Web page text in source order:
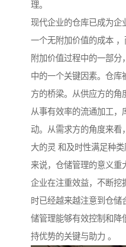
理。
现代企业的仓库已成为企
一个无附加价值的成本
附加价值过程中的一部
中的一个关键因素。仓库
方的桥梁。从供应方的角
从事有效率的流通加工，
动。从需求方的角度来看
大的灵 和及时性满足种
来说，仓储管理的意义重
企业在注重效益，不断挖
时已经越来越注意到仓
储管理能够有效控制和降
持优势的关键与助力 。